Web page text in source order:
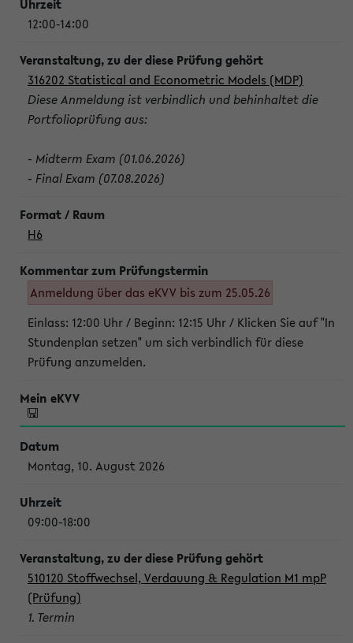
12:00-14:00
316202 Statistical and Econometric Models (MDP)
Diese Anmeldung ist verbindlich und behinhaltet die
Portfolioprüfung aus:
- Midterm Exam (01.06.2026)
- Final Exam (07.08.2026)
H6
Anmeldung über das eKVV bis zum 25.05.26
Einlass: 12:00 Uhr / Beginn: 12:15 Uhr / Klicken Sie auf "In
Stundenplan setzen" um sich verbindlich für diese
Prüfung anzumelden.
Montag, 10. August 2026
09:00-18:00
510120 Stoffwechsel, Verdauung & Regulation M1 mpP
(Prüfung)
1. Termin